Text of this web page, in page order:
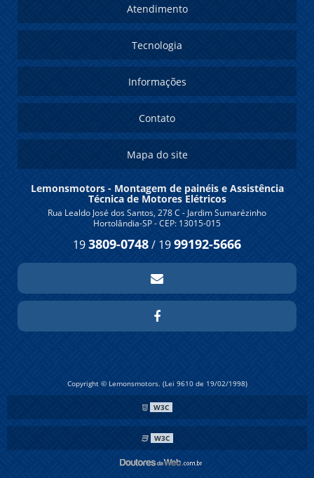
Atendimento
Tecnologia
Informações
Contato
Mapa do site
Lemonsmotors - Montagem de painéis e Assistência
Técnica de Motores Elétricos
Rua Lealdo José dos Santos, 278 C - Jardim Sumarézinho
Hortolândia-SP - CEP: 13015-015
193809-0748/ 1999192-5666
Copyright © Lemonsmotors. (Lei 9610 de 19/02/1998)
W3C
W3C